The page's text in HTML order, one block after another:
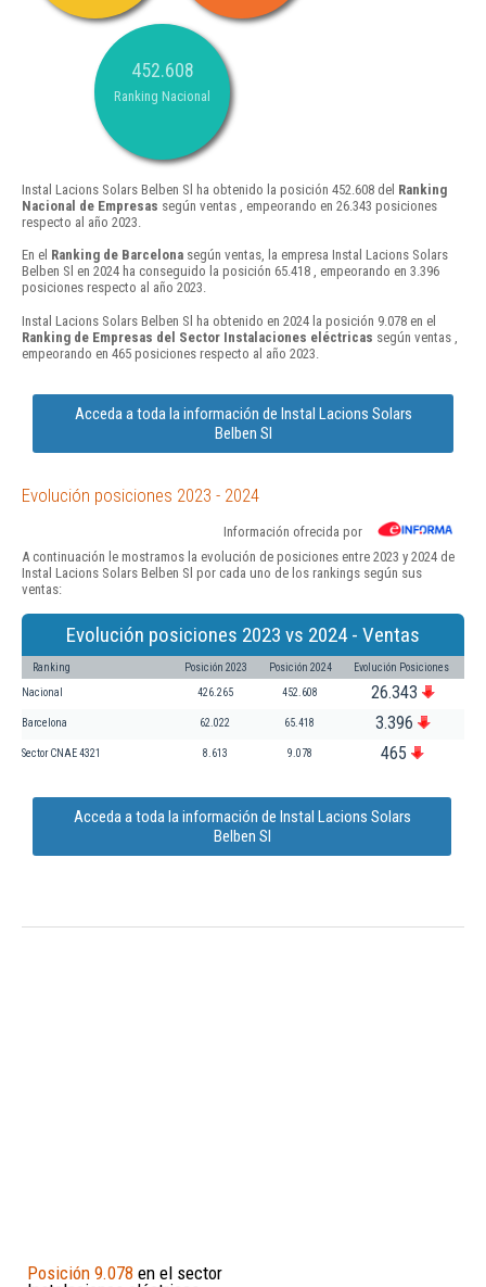
452.608
Ranking Nacional
Instal Lacions Solars Belben Sl ha obtenido la posición 452.608 del Ranking
Nacional de Empresas según ventas , empeorando en 26.343 posiciones
respecto al año 2023.
En el Ranking de Barcelona según ventas, la empresa Instal Lacions Solars
Belben Sl en 2024 ha conseguido la posición 65.418 , empeorando en 3.396
posiciones respecto al año 2023.
Instal Lacions Solars Belben Sl ha obtenido en 2024 la posición 9.078 en el
Ranking de Empresas del Sector Instalaciones eléctricas según ventas ,
empeorando en 465 posiciones respecto al año 2023.
Acceda a toda la información de Instal Lacions Solars
Belben Sl
Evolución posiciones 2023 - 2024
Información ofrecida por
A continuación le mostramos la evolución de posiciones entre 2023 y 2024 de
Instal Lacions Solars Belben Sl por cada uno de los rankings según sus
ventas:
Evolución posiciones 2023 vs 2024 - Ventas
Ranking Posición 2023 Posición 2024 Evolución Posiciones
Nacional 426.265 452.608 26.343
Barcelona 62.022 65.418 3.396
Sector CNAE 4321 8.613 9.078 465
Acceda a toda la información de Instal Lacions Solars
Belben Sl
Posición 9.078 en el sector